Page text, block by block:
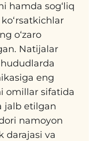
hamda sog‘liq
o‘zaro
Natijalar
eng
omillar sifatida
jalb etilgan
namoyon
darajasi va